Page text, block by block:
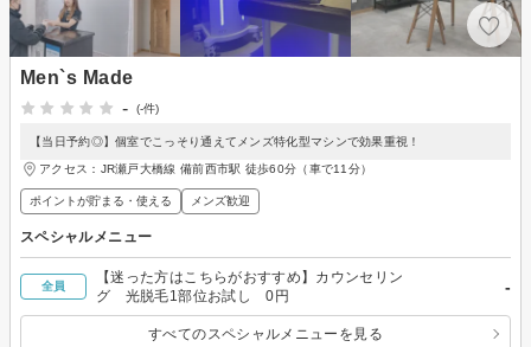
Men`s Made
-
(-件)
【当日予約◎】個室でこっそり通えてメンズ特化型マシンで効果重視！
アクセス：JR瀬戸大橋線 備前西市駅 徒歩60分（車で11分）
ポイントが貯まる・使える メンズ歓迎
スペシャルメニュー
全員
【迷った方はこちらがおすすめ】カウンセリン
グ 光脱毛1部位お試し 0円
-
すべてのスペシャルメニューを見る